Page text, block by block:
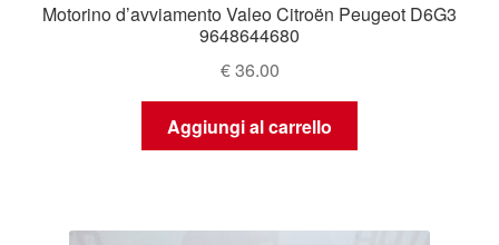
Motorino d’avviamento Valeo Citroën Peugeot D6G3
9648644680
€36.00
Aggiungi al carrello